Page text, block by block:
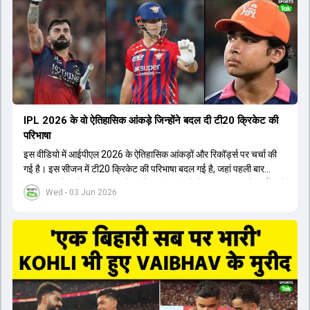
Patidar के नेतृत्व में टीम का कम्युनिकेशन बहुत स्पष्ट रहा है। एनालिस्ट से लेकर
मैनेजमेंट तक, सभी एक ही पेज पर रहते हैं, जिससे मैदान पर कोई कंफ्यूजन नहीं
होता। यही कारण है कि RCB ने लगातार सफलता हासिल की है।
Wed - 03 Jun 2026
IPL 2026 के वो ऐतिहासिक आंकड़े जिन्होंने बदल दी टी20 क्रिकेट की
परिभाषा
इस वीडियो में आईपीएल 2026 के ऐतिहासिक आंकड़ों और रिकॉर्ड्स पर चर्चा की
गई है। इस सीजन में टी20 क्रिकेट की परिभाषा बदल गई है, जहां पहली बार
भारतीय बल्लेबाजों का स्ट्राइक रेट विदेशी खिलाड़ियों से ज्यादा रहा। पूरे टूर्नामेंट में
1426 छक्के लगे और 65 बार टीमों ने 200 से ज्यादा का स्कोर बनाया, जो एक
स्ट्राइक रेट के साथ मोस्ट वैल्युएबल प्लेयर का खिताब जीता। इसके अलावा पंजाब
और बेंगलुरु के प्रदर्शन के साथ-साथ लक्ष्य का पीछा करने वाली टीमों की सफलता
के आंकड़ों का भी विश्लेषण किया गया है।